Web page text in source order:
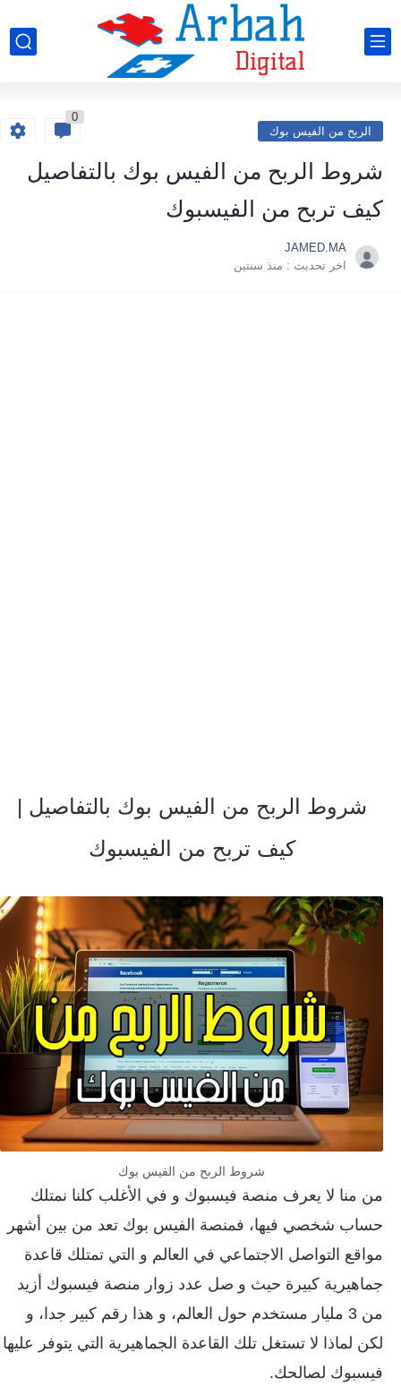
الربح من الفيس بوك
0
شروط الربح من الفيس بوك بالتفاصيل
كيف تربح من الفيسبوك
JAMED.MA
اخر تحديث : منذ سنتين
شروط الربح من الفيس بوك بالتفاصيل |
كيف تربح من الفيسبوك
شروط الربح من الفيس بوك
من منا لا يعرف منصة فيسبوك و في الأغلب كلنا نمتلك
حساب شخصي فيها، فمنصة الفيس بوك تعد من بين أشهر
مواقع التواصل الاجتماعي في العالم و التي تمتلك قاعدة
جماهيرية كبيرة حيث و صل عدد زوار منصة فيسبوك أزيد
من 3 مليار مستخدم حول العالم، و هذا رقم كبير جدا، و
لكن لماذا لا تستغل تلك القاعدة الجماهيرية التي يتوفر عليها
فيسبوك لصالحك.